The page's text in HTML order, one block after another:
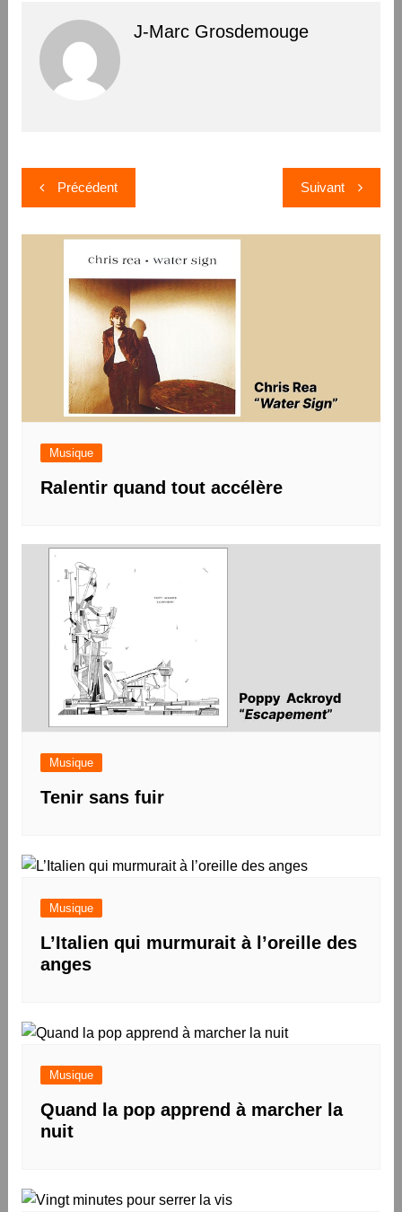
J-Marc Grosdemouge
Navigation
de
l’article
Précédent Suivant
Musique
Ralentir quand tout accélère
Musique
Tenir sans fuir
Musique
L’Italien qui murmurait à l’oreille des
anges
Musique
Quand la pop apprend à marcher la
nuit